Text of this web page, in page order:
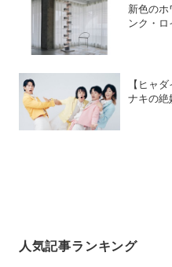
新色のホ
ンク・ロ
【ヒャ
ナキの絶
人気記事ランキング